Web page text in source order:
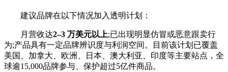
建议品牌在以下情况加入透明计划：
月营收达2–3 万美元以上;已出现明显仿冒或恶意跟卖行
为;产品具有一定品牌辨识度与利润空间。目前该计划已覆盖
美国、加拿大、欧洲、日本、澳大利亚、印度等主要站点，全
球逾15,000品牌参与、保护超过5亿件商品。